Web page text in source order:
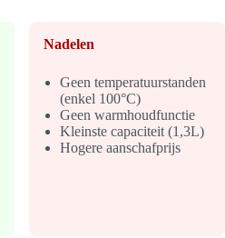
Nadelen
Geen temperatuurstanden
(enkel 100°C)
Geen warmhoudfunctie
Kleinste capaciteit (1,3L)
Hogere aanschafprijs